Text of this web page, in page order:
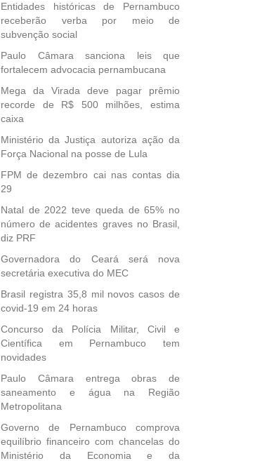
Entidades históricas de Pernambuco
receberão verba por meio de
subvenção social
Paulo Câmara sanciona leis que
fortalecem advocacia pernambucana
Mega da Virada deve pagar prêmio
recorde de R$ 500 milhões, estima
caixa
Ministério da Justiça autoriza ação da
Força Nacional na posse de Lula
FPM de dezembro cai nas contas dia
29
Natal de 2022 teve queda de 65% no
número de acidentes graves no Brasil,
diz PRF
Governadora do Ceará será nova
secretária executiva do MEC
Brasil registra 35,8 mil novos casos de
covid-19 em 24 horas
Concurso da Polícia Militar, Civil e
Científica em Pernambuco tem
novidades
Paulo Câmara entrega obras de
saneamento e água na Região
Metropolitana
Governo de Pernambuco comprova
equilíbrio financeiro com chancelas do
Ministério da Economia e da